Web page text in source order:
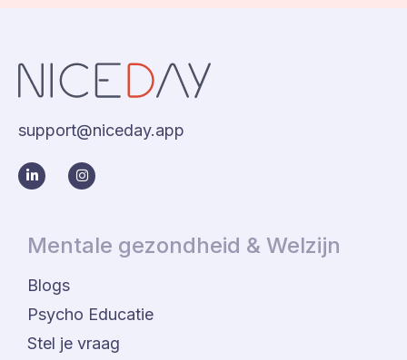
support@niceday.app
Mentale gezondheid & Welzijn
Blogs
Psycho Educatie
Stel je vraag